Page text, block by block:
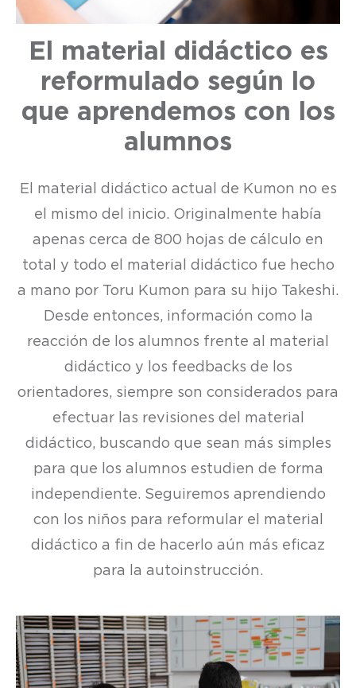
El material didáctico es
reformulado según lo
que aprendemos con los
alumnos
El material didáctico actual de Kumon no es
el mismo del inicio. Originalmente había
apenas cerca de 800 hojas de cálculo en
total y todo el material didáctico fue hecho
a mano por Toru Kumon para su hijo Takeshi.
Desde entonces, información como la
reacción de los alumnos frente al material
didáctico y los feedbacks de los
orientadores, siempre son considerados para
efectuar las revisiones del material
didáctico, buscando que sean más simples
para que los alumnos estudien de forma
independiente. Seguiremos aprendiendo
con los niños para reformular el material
didáctico a fin de hacerlo aún más eficaz
para la autoinstrucción.